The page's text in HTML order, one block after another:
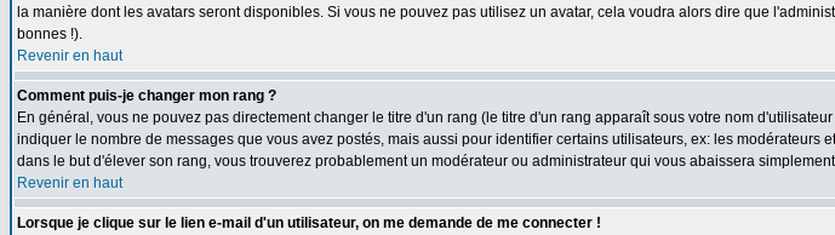
la manière dont les avatars seront disponibles. Si vous ne pouvez pas utilisez un avatar, cela voudra alors dire que
bonnes !).
Revenir en haut
Comment puis-je changer mon rang ?
En général, vous ne pouvez pas directement changer le titre d'un rang (le titre d'un rang apparaît sous votre nom
indiquer le nombre de messages que vous avez postés, mais aussi pour identifier certains utilisateurs, ex: les
dans le but d'élever son rang, vous trouverez probablement un modérateur ou administrateur qui vous abaissera
Revenir en haut
Lorsque je clique sur le lien e-mail d'un utilisateur, on me demande de me connecter !